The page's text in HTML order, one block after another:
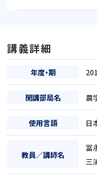
講義詳細
年度・期
開講部局名 農
使用言語 日
教員／講師名
冨
三